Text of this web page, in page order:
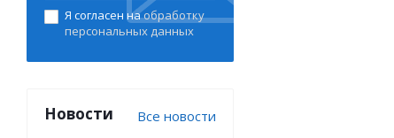
Я согласен наобработку
персональных данных
Новости Все новости